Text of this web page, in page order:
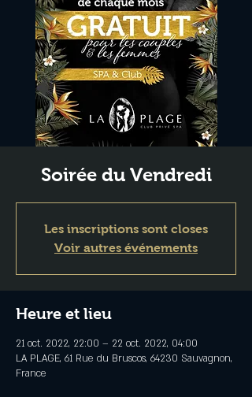
Soirée du Vendredi
Les inscriptions sont closes
Voir autres événements
Heure et lieu
21 oct. 2022, 22:00 – 22 oct. 2022, 04:00
LA PLAGE, 61 Rue du Bruscos, 64230 Sauvagnon,
France